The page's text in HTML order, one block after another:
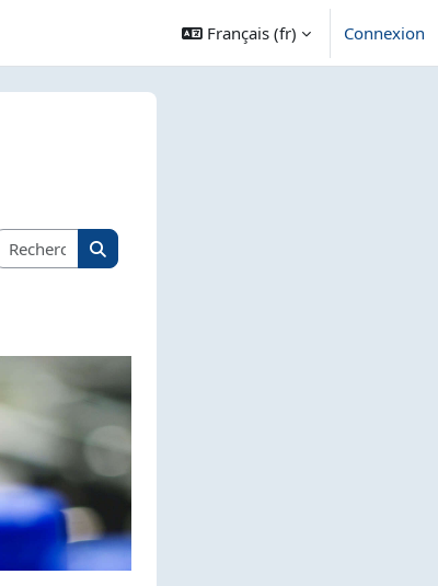
Français ‎(fr)‎ Connexion
Rechercher des cours
Rechercher des cours